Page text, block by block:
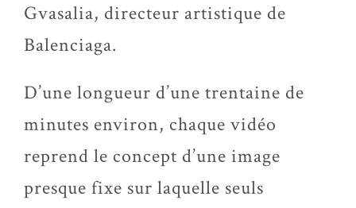
Gvasalia, directeur artistique de
Balenciaga.
D’une longueur d’une trentaine de
minutes environ, chaque vidéo
reprend le concept d’une image
presque fixe sur laquelle seuls